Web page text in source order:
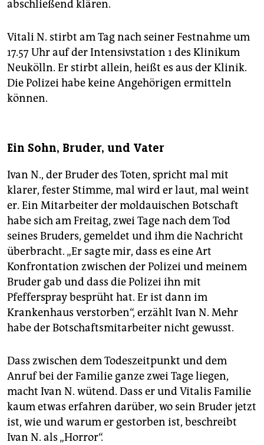
abschließend klären.
Vitali N. stirbt am Tag nach seiner Festnahme um
17.57 Uhr auf der Intensivstation 1 des Klinikum
Neukölln. Er stirbt allein, heißt es aus der Klinik.
Die Polizei habe keine Angehörigen ermitteln
können.
Ein Sohn, Bruder, und Vater
Ivan N., der Bruder des Toten, spricht mal mit
klarer, fester Stimme, mal wird er laut, mal weint
er. Ein Mitarbeiter der moldauischen Botschaft
habe sich am Freitag, zwei Tage nach dem Tod
seines Bruders, gemeldet und ihm die Nachricht
überbracht. „Er sagte mir, dass es eine Art
Konfrontation zwischen der Polizei und meinem
Bruder gab und dass die Polizei ihn mit
Pfefferspray besprüht hat. Er ist dann im
Krankenhaus verstorben“, erzählt Ivan N. Mehr
habe der Botschaftsmitarbeiter nicht gewusst.
Dass zwischen dem Todeszeitpunkt und dem
Anruf bei der Familie ganze zwei Tage liegen,
macht Ivan N. wütend. Dass er und Vitalis Familie
kaum etwas erfahren darüber, wo sein Bruder jetzt
ist, wie und warum er gestorben ist, beschreibt
Ivan N. als „Horror“.